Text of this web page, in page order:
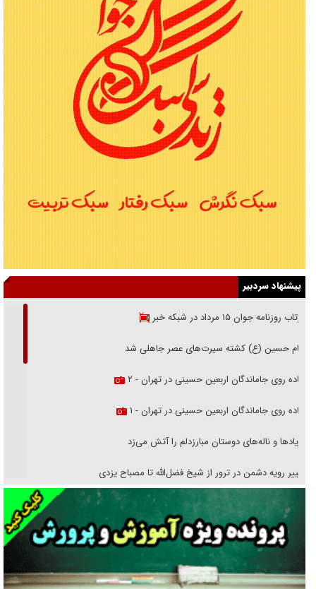
پیشنهاد سردبیر
بازتاب روزنامه جوان ۱۵ مرداد در شبکه خبر
امام حسین (ع) کشته سیرت‌های عصر جاهلی شد
پیاده روی جاماندگان اربعین حسینی در تهران - ۲
پیاده روی جاماندگان اربعین حسینی در تهران - ۱
فریاد‌ها و ناله‌های دوستان مبارزدلم را آتش می‌زد
تغییر رویه دشمن در ترور از شیخ فضل‌الله تا مصباح یزدی
خرید قسطی اولش خنده و آخرش گریه است!
فوتبال و آن «بالا»!
راهبرد غافلگیری با نسل جدید پهپاد‌ها